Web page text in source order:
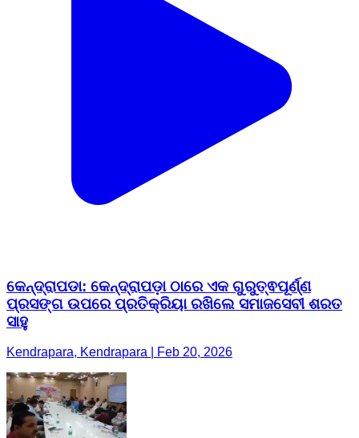
କେନ୍ଦ୍ରାପଡା: କେନ୍ଦ୍ରାପଡ଼ା ଠାରେ ଏକ ଗୁରୁତ୍ଵପୂର୍ଣ୍ଣ
ପ୍ରସଙ୍ଗ ଉପରେ ପ୍ରତିକ୍ରିୟା ରଖିଲେ ସମାଜସେବୀ ଶରତ
ସାହୁ
Kendrapara, Kendrapara | Feb 20, 2026